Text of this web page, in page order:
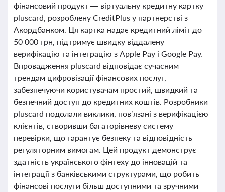
фінансовий продукт — віртуальну кредитну картку
pluscard, розроблену CreditPlus у партнерстві з
Акордбанком. Ця картка надає кредитний ліміт до
50 000 грн, підтримує швидку віддалену
верифікацію та інтеграцію з Apple Pay і Google Pay.
Впровадження pluscard відповідає сучасним
трендам цифровізації фінансових послуг,
забезпечуючи користувачам простий, швидкий та
безпечний доступ до кредитних коштів. Розробники
pluscard подолали виклики, пов’язані з верифікацією
клієнтів, створивши багаторівневу систему
перевірки, що гарантує безпеку та відповідність
регуляторним вимогам. Цей продукт демонструє
здатність українського фінтеху до інновацій та
інтеграції з банківськими структурами, що робить
фінансові послуги більш доступними та зручними